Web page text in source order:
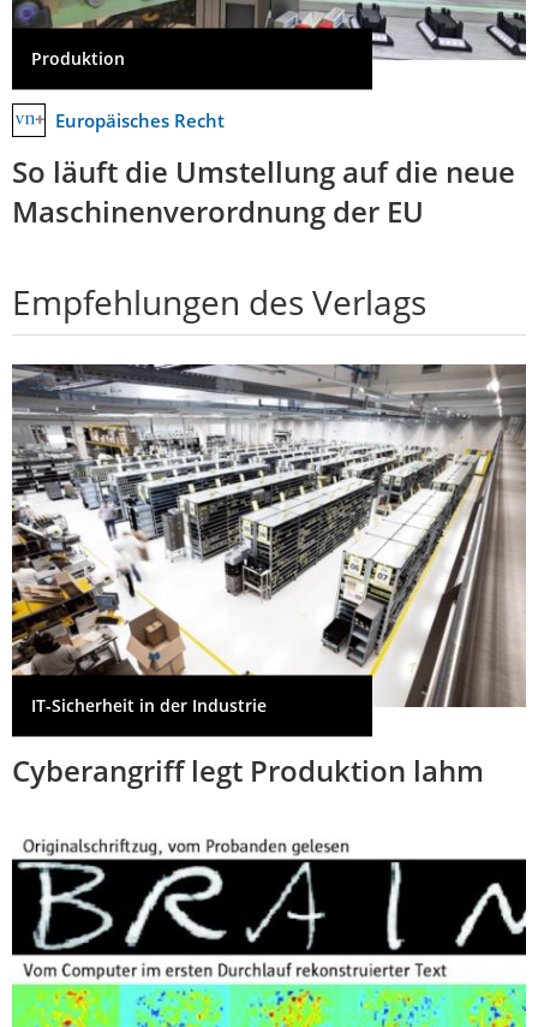
Produktion
Europäisches Recht
So läuft die Umstellung auf die neue
Maschinenverordnung der EU
Empfehlungen des Verlags
IT-Sicherheit in der Industrie
Cyberangriff legt Produktion lahm